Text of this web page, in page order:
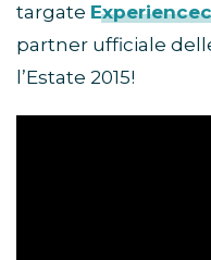
targate
partner ufficiale
l’Estate 2015!